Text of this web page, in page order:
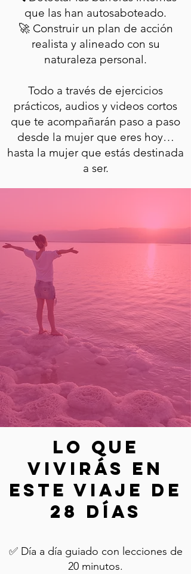
que las han autosaboteado.
🚀 Construir un plan de acción
realista y alineado con su
naturaleza personal.
Todo a través de ejercicios
prácticos, audios y videos cortos
que te acompañarán paso a paso
desde la mujer que eres hoy…
hasta la mujer que estás destinada
a ser.
Lo que
vivirás en
este viaje de
28 días
✅ Día a día guiado con lecciones de
20 minutos.